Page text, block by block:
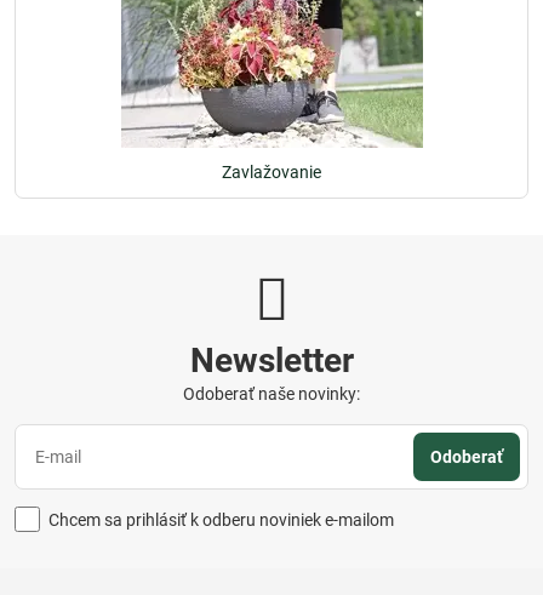
Zavlažovanie
Newsletter
Odoberať naše novinky:
Odoberať
Chcem sa prihlásiť k odberu noviniek e-mailom